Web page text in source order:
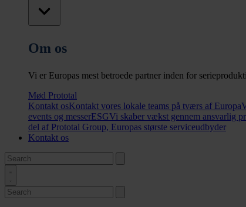
Om os
Vi er Europas mest betroede partner inden for
Mød Prototal
Kontakt osKontakt vores lokale teams på tværs af Europa
events og messerESGVi skaber vækst gennem ansvarlig
del af Prototal Group, Europas største serviceudbyder
Kontakt os